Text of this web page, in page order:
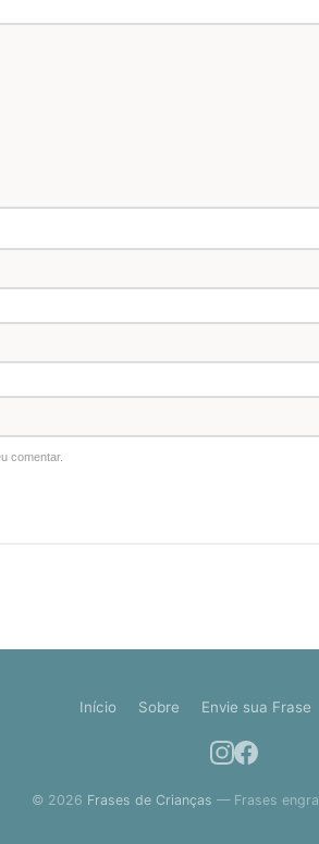
comentar.
Início Sobre Envie sua Frase
© 2026 Frases de Crianças — Frases